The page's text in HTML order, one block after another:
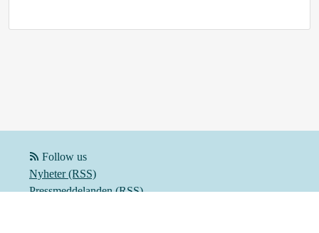
Follow us
Nyheter (RSS)
Pressmeddelanden (RSS)